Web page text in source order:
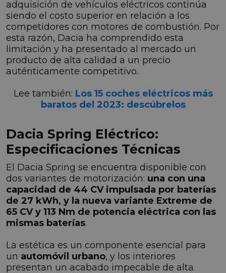
adquisición de vehículos eléctricos continúa
siendo el costo superior en relación a los
competidores con motores de combustión. Por
esta razón, Dacia ha comprendido esta
limitación y ha presentado al mercado un
producto de alta calidad a un precio
auténticamente competitivo.
Lee también: Los 15 coches eléctricos más
baratos del 2023: descúbrelos
Dacia Spring Eléctrico:
Especificaciones Técnicas
El Dacia Spring se encuentra disponible con
dos variantes de motorización: una con una
capacidad de 44 CV impulsada por baterías
de 27 kWh, y la nueva variante Extreme de
65 CV y 113 Nm de potencia eléctrica con las
mismas baterías.
La estética es un componente esencial para
un automóvil urbano, y los interiores
presentan un acabado impecable de alta